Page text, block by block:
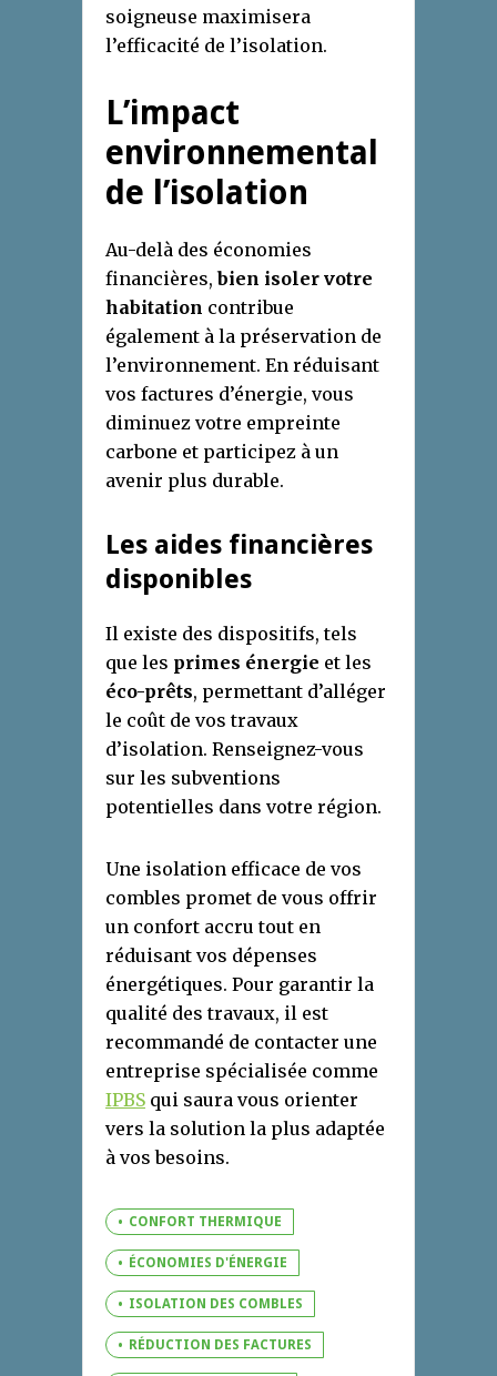
soigneuse maximisera
l’efficacité de l’isolation.
L’impact
environnemental
de l’isolation
Au-delà des économies
financières,bien isoler votre
habitation contribue
également à la préservation de
l’environnement. En réduisant
vos factures d’énergie, vous
diminuez votre empreinte
carbone et participez à un
avenir plus durable.
Les aides financières
disponibles
Il existe des dispositifs, tels
que les primes énergie et les
éco-prêts, permettant d’alléger
le coût de vos travaux
d’isolation. Renseignez-vous
sur les subventions
potentielles dans votre région.
Une isolation efficace de vos
combles promet de vous offrir
un confort accru tout en
réduisant vos dépenses
énergétiques. Pour garantir la
qualité des travaux, il est
recommandé de contacter une
entreprise spécialisée comme
IPBS qui saura vous orienter
vers la solution la plus adaptée
à vos besoins.
CONFORT THERMIQUE
ÉCONOMIES D'ÉNERGIE
ISOLATION DES COMBLES
RÉDUCTION DES FACTURES